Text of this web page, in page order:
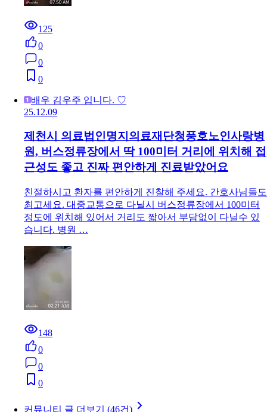
125
0
0
0
배우 김우주 입니다. ♡
25.12.09
제천시 의료법인명지의료재단청풍호노인사랑병
원, 버스정류장에서 딱 100미터 거리에 위치해 접
근성도 좋고 진짜 편안하게 진료받았어요
친절하시고 환자를 편안하게 진찰해 주세요. 간호사님들도
최고세요. 대중교통으로 다닐시 버스정류장에서 100미터
정도에 위치해 있어서 거리도 짧아서 부담없이 다닐수 있
습니다. 병원 …
148
0
0
0
커뮤니티 글 더보기 (46건)